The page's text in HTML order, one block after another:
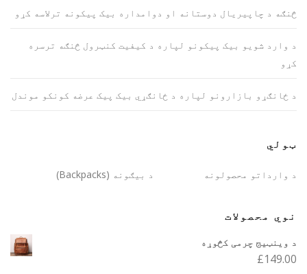
څنګه د چاپیریال دوستانه او دوامداره بیک پیکونه ترلاسه کړو
د وارد شویو بیک پیکونو لپاره د کیفیت کنټرول څنګه ترسره
کړو
د ځانګړو بازارونو لپاره د ځانګړي بیک پیک عرضه کونکو موندل
ټولي
د بیګونه (Backpacks) د وارداتو محصولونه
نوي محصولات
د وینټیج چرمی کڅوړه
£149.00